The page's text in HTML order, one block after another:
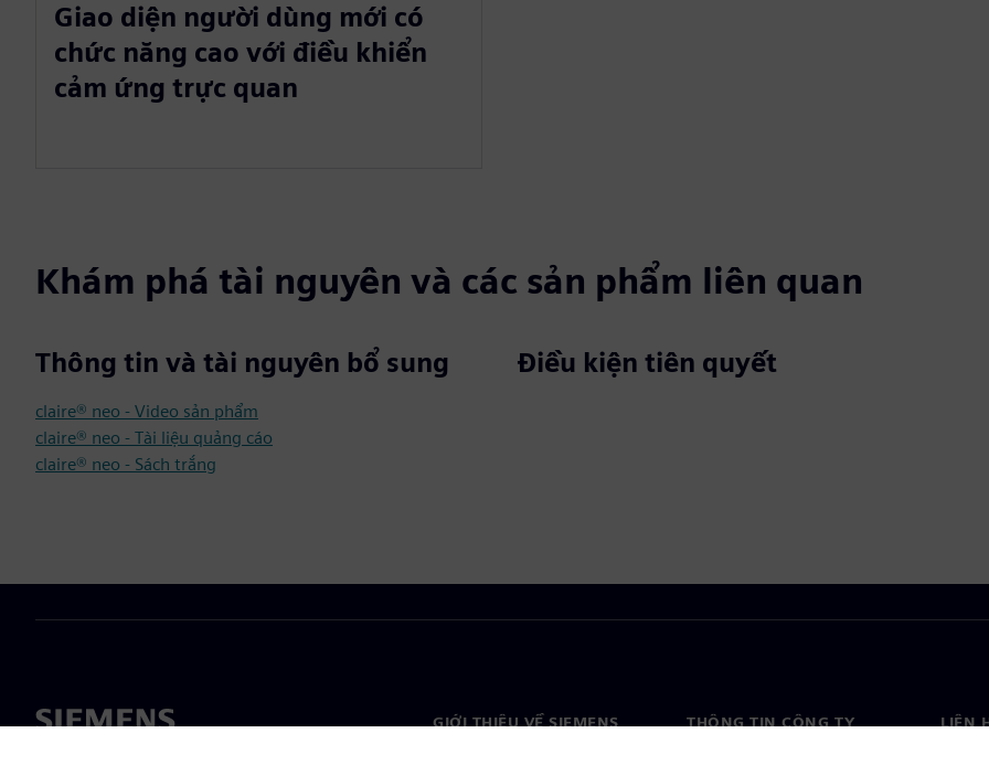
Giao diện người dùng mới có
chức năng cao với điều khiển
cảm ứng trực quan
Khám phá tài nguyên và các sản phẩm liên quan
Thông tin và tài nguyên bổ sung
claire® neo - Video sản phẩm
claire® neo - Tài liệu quảng cáo
claire® neo - Sách trắng
Điều kiện tiên quyết
GIỚI THIỆU VỀ SIEMENS THÔNG TIN CÔNG TY LIÊN